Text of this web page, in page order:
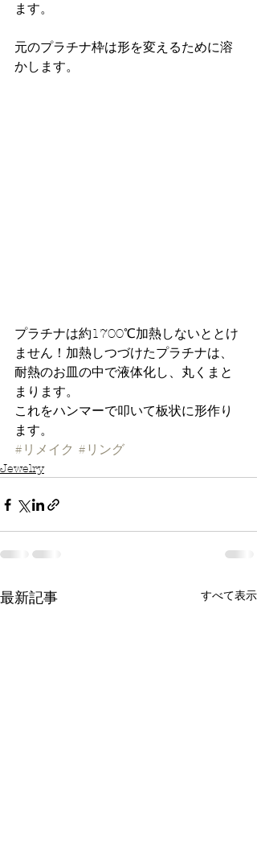
ます。
元のプラチナ枠は形を変えるために溶
かします。
プラチナは約1700℃加熱しないととけ
ません！加熱しつづけたプラチナは、
耐熱のお皿の中で液体化し、丸くまと
まります。
これをハンマーで叩いて板状に形作り
ます。
#リメイク #リング
Jewelry
最新記事 すべて表示